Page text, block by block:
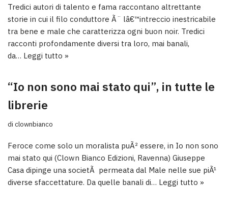
Tredici autori di talento e fama raccontano altrettante
storie in cui il filo conduttore Ã¨ lâ€™intreccio inestricabile
tra bene e male che caratterizza ogni buon noir. Tredici
racconti profondamente diversi tra loro, mai banali,
da… Leggi tutto »
“Io non sono mai stato qui”, in tutte le
librerie
di clownbianco
Feroce come solo un moralista puÃ² essere, in Io non sono
mai stato qui (Clown Bianco Edizioni, Ravenna) Giuseppe
Casa dipinge una societÃ permeata dal Male nelle sue piÃ¹
diverse sfaccettature. Da quelle banali di… Leggi tutto »